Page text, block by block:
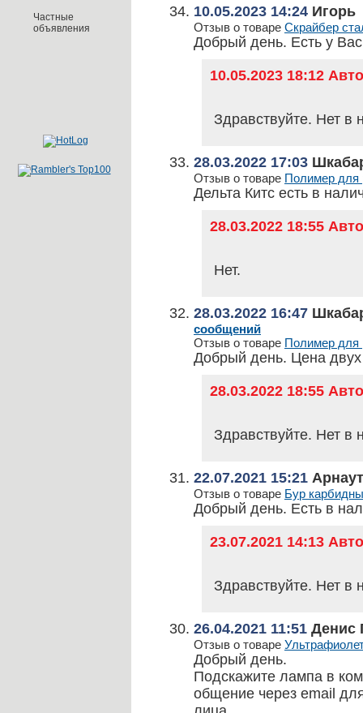
Частные
объявления
10.05.2023 14:24 Игорь
Отзыв о товаре Скрайбер
Добрый день. Есть у
10.05.2023 18:12
Здравствуйте. Нет в
28.03.2022 17:03
Отзыв о товаре Полимер для
Дельта Китс есть в
28.03.2022 18:55
Нет.
28.03.2022 16:47
сообщений
Отзыв о товаре Полимер для
Добрый день. Цена
28.03.2022 18:55
Здравствуйте. Нет в
22.07.2021 15:21
Отзыв о товаре Бур
Добрый день. Есть в
23.07.2021 14:13
Здравствуйте. Нет в
26.04.2021 11:51 Денис
Отзыв о товаре
Добрый день.
Подскажите лампа в
общение через email